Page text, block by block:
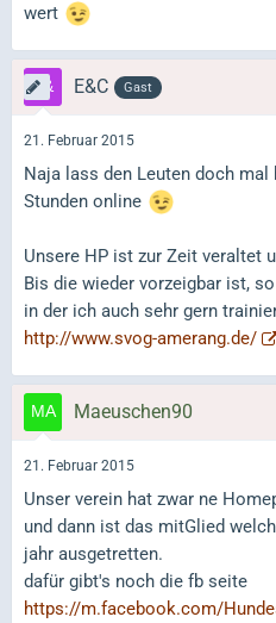
wert
E&C Gast
21. Februar 2015
Naja lass den Leuten doch
Stunden online
Unsere HP ist zur Zeit veraltet
Bis die wieder vorzeigbar ist,
in der ich auch sehr gern
http://www.svog-amerang.de/
Maeuschen90
21. Februar 2015
Unser verein hat zwar ne
und dann ist das mitGlied
jahr ausgetretten.
dafür gibt's noch die fb seite
https://m.facebook.com/